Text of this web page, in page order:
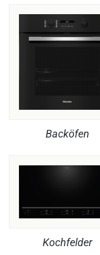
Backöfen
Kochfelder